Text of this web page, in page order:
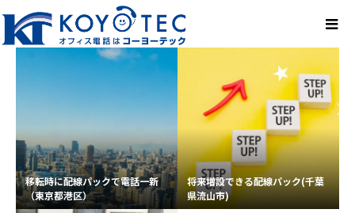
移転時に配線パックで電話一新
（東京都港区）
将来増設できる配線パック(千葉
県流山市)